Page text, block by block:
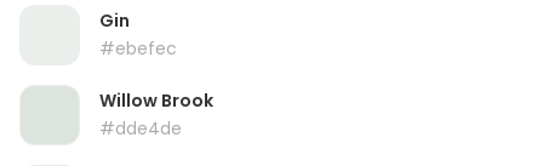
Gin
#ebefec
Willow Brook
#dde4de